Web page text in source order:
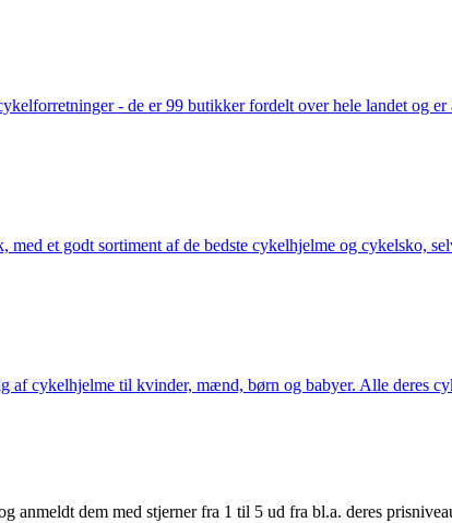
- de er 99 butikker fordelt over hele landet og
et godt sortiment af de bedste cykelhjelme og cykelsko,
af cykelhjelme til kvinder, mænd, børn og babyer. Alle deres
anmeldt dem med stjerner fra 1 til 5 ud fra bl.a. deres